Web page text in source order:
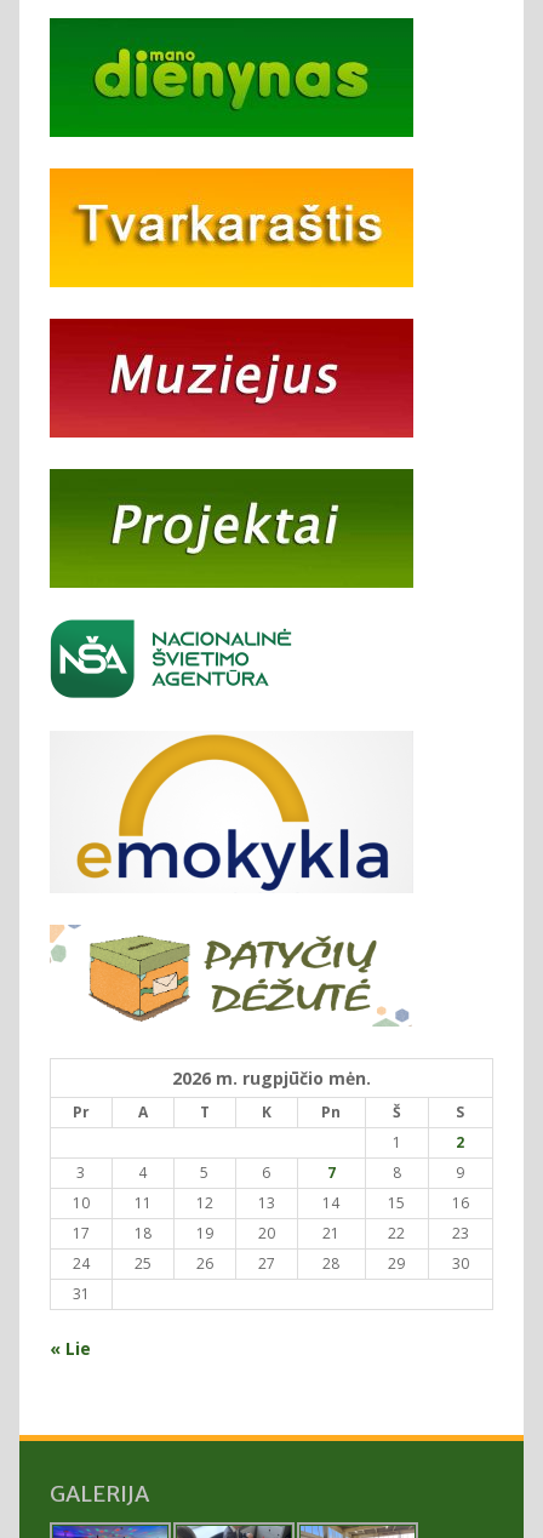
2026 m. rugpjūčio mėn.
Pr A T K Pn Š
S
1
2
3
4 5 6 7 8
9
10
11 12 13 14 15
16
17
18 19 20 21 22
23
24
25 26 27 28 29
30
31
« Lie
GALERIJA